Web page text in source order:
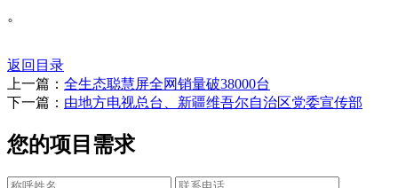
。
返回目录
上一篇： 全生态聪慧屏全网销量破38000台
下一篇： 由地方电视总台、新疆维吾尔自治区党委宣传部
您的项目需求